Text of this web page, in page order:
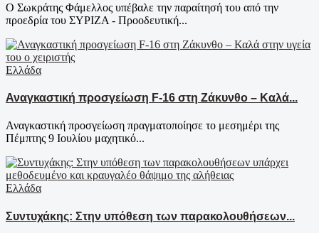
Ο Σωκράτης Φάμελλος υπέβαλε την παραίτησή του από την
προεδρία του ΣΥΡΙΖΑ - Προοδευτική...
Ελλάδα
Αναγκαστική προσγείωση F-16 στη Ζάκυνθο – Καλά...
Αναγκαστική προσγείωση πραγματοποίησε το μεσημέρι της
Πέμπτης 9 Ιουλίου μαχητικό...
Ελλάδα
Συντυχάκης: Στην υπόθεση των παρακολουθήσεων...